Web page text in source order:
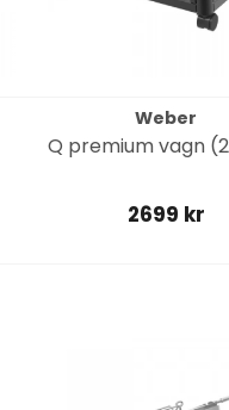
Weber
Q premium vagn
2699 kr